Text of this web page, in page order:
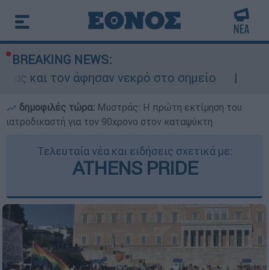
BREAKING NEWS:
νεκρό στο σημείο
Δίωξη για
δημοφιλές τώρα: Μυστράς: Η πρώτη εκτίμηση του
ιατροδικαστή για τον 90χρονο στον καταψύκτη
Τελευταία νέα και ειδήσεις σχετικά με:
ATHENS PRIDE